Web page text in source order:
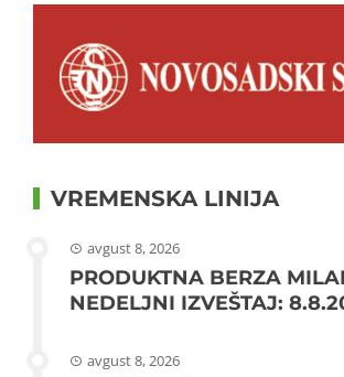
VREMENSKA LINIJA
avgust 8, 2026
PRODUKTNA BERZA
NEDELJNI IZVEŠTAJ:
avgust 8, 2026